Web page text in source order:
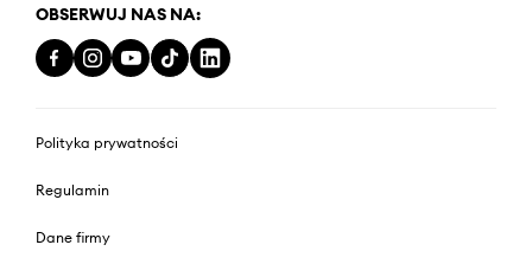
OBSERWUJ NAS NA:
Polityka prywatności
Regulamin
Dane firmy